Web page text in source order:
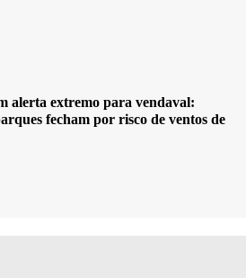
alerta extremo para vendaval:
fecham por risco de ventos de